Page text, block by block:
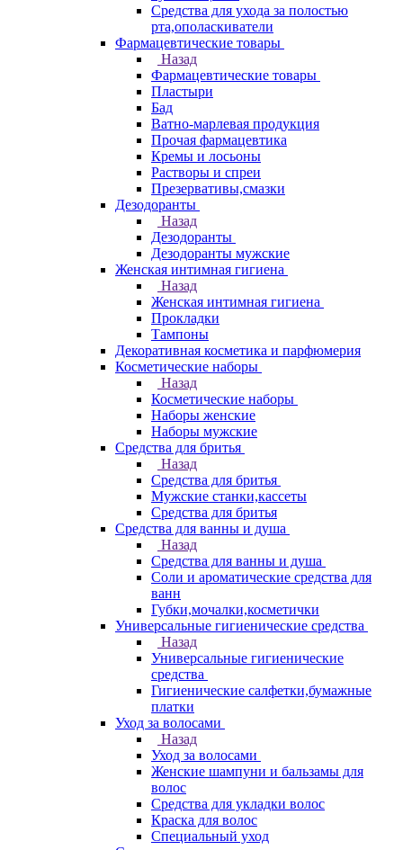
Средства для ухода за полостью
рта,ополаскиватели
Фармацевтические товары
Назад
Фармацевтические товары
Пластыри
Бад
Ватно-марлевая продукция
Прочая фармацевтика
Кремы и лосьоны
Растворы и спреи
Презервативы,смазки
Дезодоранты
Назад
Дезодоранты
Дезодоранты мужские
Женская интимная гигиена
Назад
Женская интимная гигиена
Прокладки
Тампоны
Декоративная косметика и парфюмерия
Косметические наборы
Назад
Косметические наборы
Наборы женские
Наборы мужские
Средства для бритья
Назад
Средства для бритья
Мужские станки,кассеты
Средства для бритья
Средства для ванны и душа
Назад
Средства для ванны и душа
Соли и ароматические средства для
ванн
Губки,мочалки,косметички
Универсальные гигиенические средства
Назад
Универсальные гигиенические
средства
Гигиенические салфетки,бумажные
платки
Уход за волосами
Назад
Уход за волосами
Женские шампуни и бальзамы для
волос
Средства для укладки волос
Краска для волос
Специальный уход